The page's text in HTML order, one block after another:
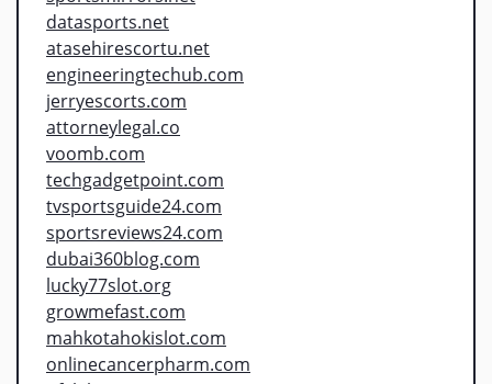
datasports.net
atasehirescortu.net
engineeringtechub.com
jerryescorts.com
attorneylegal.co
voomb.com
techgadgetpoint.com
tvsportsguide24.com
sportsreviews24.com
dubai360blog.com
lucky77slot.org
growmefast.com
mahkotahokislot.com
onlinecancerpharm.com